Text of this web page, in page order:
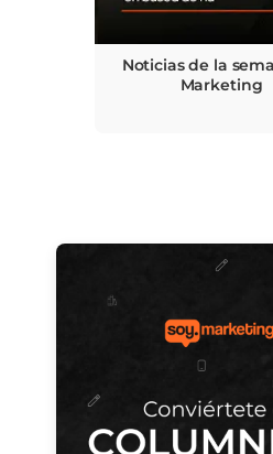
Noticias de la
Marketing